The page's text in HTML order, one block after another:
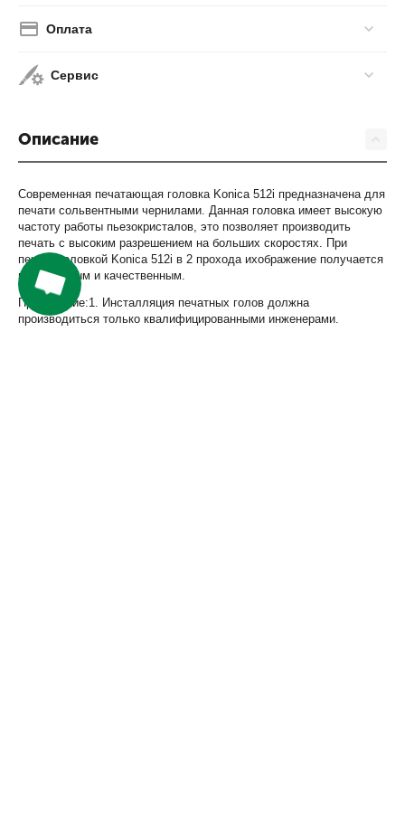
Оплата
Сервис
Описание
Современная печатающая головка Konica 512i предназначена для
печати сольвентными чернилами. Данная головка имеет высокую
частоту работы пьезокристалов, это позволяет производить
печать с высоким разрешением на больших скоростях. При
печати головкой Konica 512i в 2 прохода ихображение получается
насыщенным и качественным.
Примечание:1. Инсталляция печатных голов должна
производиться только квалифицированными инженерами.